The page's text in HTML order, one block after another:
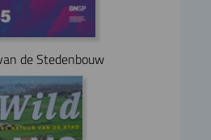
de Stedenbouw